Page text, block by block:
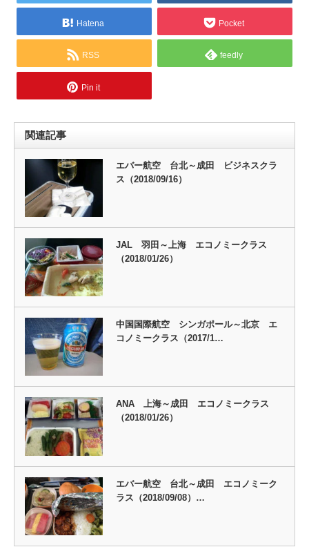
Hatena Pocket
RSS feedly
Pin it
関連記事
エバー航空 台北～成田 ビジネスクラ
ス（2018/09/16）
JAL 羽田～上海 エコノミークラス
（2018/01/26）
中国国際航空 シンガポール～北京 エ
コノミークラス（2017/1…
ANA 上海～成田 エコノミークラス
（2018/01/26）
エバー航空 台北～成田 エコノミーク
ラス（2018/09/08）…